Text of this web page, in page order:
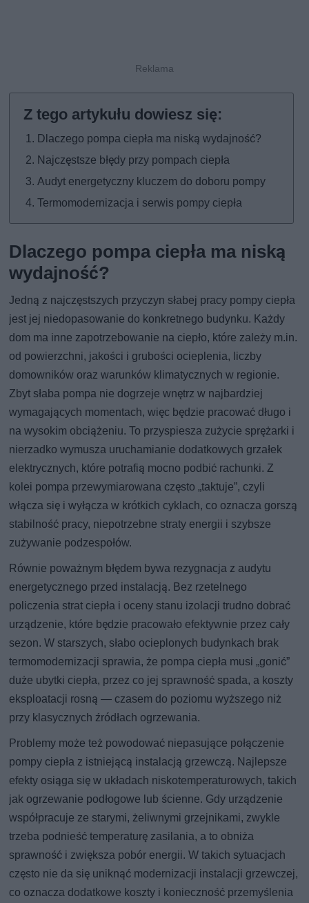
Dlaczego pompa ciepła ma niską wydajność?
Najczęstsze błędy przy pompach ciepła
Audyt energetyczny kluczem do doboru pompy
Termomodernizacja i serwis pompy ciepła
Dlaczego pompa ciepła ma niską
wydajność?
Jedną z najczęstszych przyczyn słabej pracy pompy ciepła
jest jej niedopasowanie do konkretnego budynku. Każdy
dom ma inne zapotrzebowanie na ciepło, które zależy m.in.
od powierzchni, jakości i grubości ocieplenia, liczby
domowników oraz warunków klimatycznych w regionie.
Zbyt słaba pompa nie dogrzeje wnętrz w najbardziej
wymagających momentach, więc będzie pracować długo i
na wysokim obciążeniu. To przyspiesza zużycie sprężarki i
nierzadko wymusza uruchamianie dodatkowych grzałek
elektrycznych, które potrafią mocno podbić rachunki. Z
kolei pompa przewymiarowana często „taktuje”, czyli
włącza się i wyłącza w krótkich cyklach, co oznacza gorszą
stabilność pracy, niepotrzebne straty energii i szybsze
zużywanie podzespołów.
Równie poważnym błędem bywa rezygnacja z audytu
energetycznego przed instalacją. Bez rzetelnego
policzenia strat ciepła i oceny stanu izolacji trudno dobrać
urządzenie, które będzie pracowało efektywnie przez cały
sezon. W starszych, słabo ocieplonych budynkach brak
termomodernizacji sprawia, że pompa ciepła musi „gonić”
duże ubytki ciepła, przez co jej sprawność spada, a koszty
eksploatacji rosną — czasem do poziomu wyższego niż
przy klasycznych źródłach ogrzewania.
Problemy może też powodować niepasujące połączenie
pompy ciepła z istniejącą instalacją grzewczą. Najlepsze
efekty osiąga się w układach niskotemperaturowych, takich
jak ogrzewanie podłogowe lub ścienne. Gdy urządzenie
współpracuje ze starymi, żeliwnymi grzejnikami, zwykle
trzeba podnieść temperaturę zasilania, a to obniża
sprawność i zwiększa pobór energii. W takich sytuacjach
często nie da się uniknąć modernizacji instalacji grzewczej,
co oznacza dodatkowe koszty i konieczność przemyślenia